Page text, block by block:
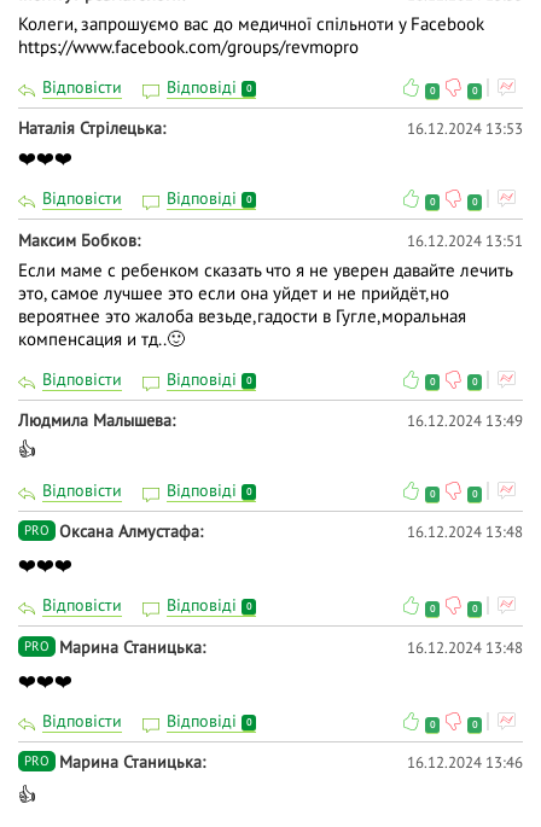
Колеги, запрошуємо вас до медичної спільноти у Facebook
https://www.facebook.com/groups/revmopro
Відповісти Відповіді 0 0 0
Наталія Стрілецька 16.12.2024 13:53
❤️❤️❤️
Відповісти Відповіді 0 0 0
Максим Бобков 16.12.2024 13:51
Если маме с ребенком сказать что я не уверен давайте лечить
это, самое лучшее это если она уйдет и не прийдёт,но
вероятнее это жалоба везьде,гадости в Гугле,моральная
компенсация и тд..🙂
Відповісти Відповіді 0 0 0
Людмила Малышева 16.12.2024 13:49
👍
Відповісти Відповіді 0 0 0
PRO Оксана Алмустафа 16.12.2024 13:48
❤️❤️❤️
Відповісти Відповіді 0 0 0
PRO Марина Станицька 16.12.2024 13:48
❤️❤️❤️
Відповісти Відповіді 0 0 0
PRO Марина Станицька 16.12.2024 13:46
👍